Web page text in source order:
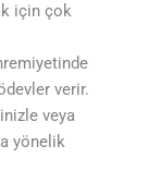
için çok
verir.
veya
yönelik